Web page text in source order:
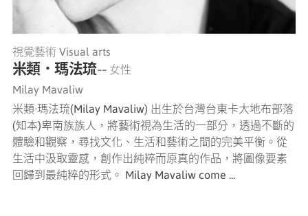
視覺藝術 Visual arts
米類．瑪法琉-- 女性
Milay Mavaliw
米類·瑪法琉(Milay Mavaliw) 出生於台灣台東卡大地布部落
(知本)卑南族族人，將藝術視為生活的一部分，透過不斷的
體驗和觀察，尋找文化、生活和藝術之間的完美平衡。從
生活中汲取靈感，創作出純粹而原真的作品，將圖像要素
回歸到最純粹的形式。 Milay Mavaliw come ...